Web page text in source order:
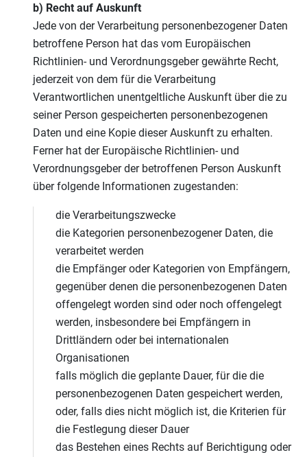
b) Recht auf Auskunft
Jede von der Verarbeitung personenbezogener Daten
betroffene Person hat das vom Europäischen
Richtlinien- und Verordnungsgeber gewährte Recht,
jederzeit von dem für die Verarbeitung
Verantwortlichen unentgeltliche Auskunft über die zu
seiner Person gespeicherten personenbezogenen
Daten und eine Kopie dieser Auskunft zu erhalten.
Ferner hat der Europäische Richtlinien- und
Verordnungsgeber der betroffenen Person Auskunft
über folgende Informationen zugestanden:
die Verarbeitungszwecke
die Kategorien personenbezogener Daten, die
verarbeitet werden
die Empfänger oder Kategorien von Empfängern,
gegenüber denen die personenbezogenen Daten
offengelegt worden sind oder noch offengelegt
werden, insbesondere bei Empfängern in
Drittländern oder bei internationalen
Organisationen
falls möglich die geplante Dauer, für die die
personenbezogenen Daten gespeichert werden,
oder, falls dies nicht möglich ist, die Kriterien für
die Festlegung dieser Dauer
das Bestehen eines Rechts auf Berichtigung oder